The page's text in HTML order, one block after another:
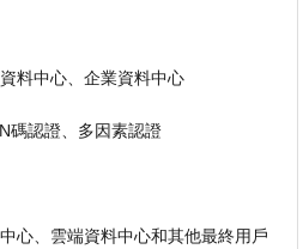
料中心、企業資料中心
碼認證、多因素認證
心、雲端資料中心和其他最終用戶